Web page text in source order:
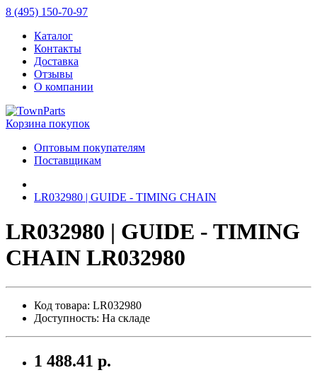
8 (495) 150-70-97
Каталог
Контакты
Доставка
Отзывы
О компании
Корзина покупок
Оптовым покупателям
Поставщикам
LR032980 | GUIDE - TIMING CHAIN
LR032980 | GUIDE - TIMING
CHAIN LR032980
Код товара: LR032980
Доступность: На складе
1 488.41 р.